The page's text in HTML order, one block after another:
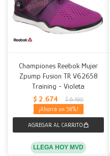
Championes Reebok Mujer
Zpump Fusion TR V62658
Training - Violeta
$ 2.674 $ 6.490
58
LLEGA HOY MVD